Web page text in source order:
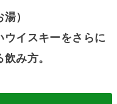
）
ウイスキーをさらに
み方。